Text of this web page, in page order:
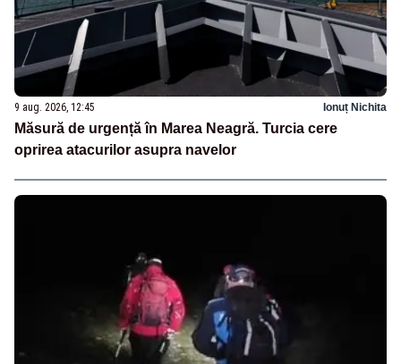
9 aug. 2026, 12:45 Ionuț Nichita
Măsură de urgență în Marea Neagră. Turcia cere
oprirea atacurilor asupra navelor